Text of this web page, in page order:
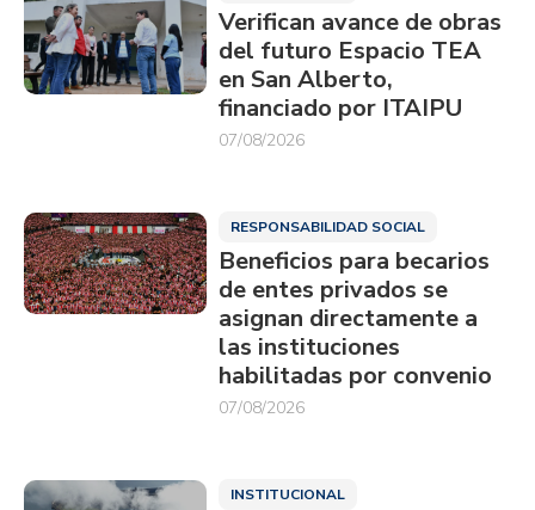
Verifican avance de obras
del futuro Espacio TEA
en San Alberto,
financiado por ITAIPU
07/08/2026
RESPONSABILIDAD SOCIAL
Beneficios para becarios
de entes privados se
asignan directamente a
las instituciones
habilitadas por convenio
07/08/2026
INSTITUCIONAL